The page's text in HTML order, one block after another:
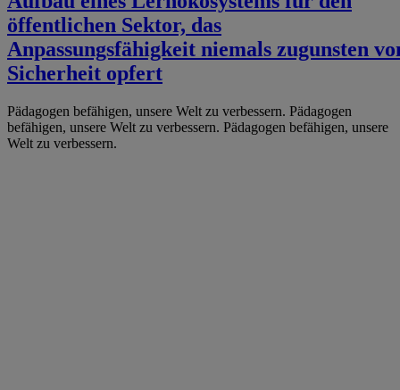
öffentlichen Sektor, das
Anpassungsfähigkeit niemals zugunsten
Sicherheit opfert
Pädagogen befähigen, unsere Welt zu verbessern. Pädagogen
befähigen, unsere Welt zu verbessern. Pädagogen befähigen, unsere
Welt zu verbessern.